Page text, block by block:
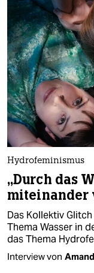
Hydrofeminismus
„Durch das
miteinander
Das Kollektiv
Thema Wasser in
das Thema
Interview von